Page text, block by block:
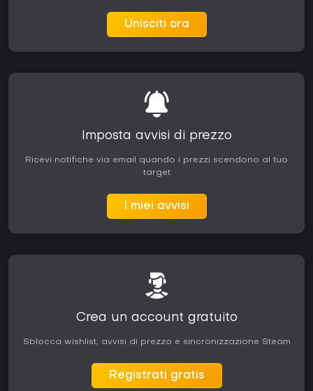
Unisciti ora
Imposta avvisi di prezzo
Ricevi notifiche via email quando i prezzi scendono al tuo
target
I miei avvisi
Crea un account gratuito
Sblocca wishlist, avvisi di prezzo e sincronizzazione Steam
Registrati gratis